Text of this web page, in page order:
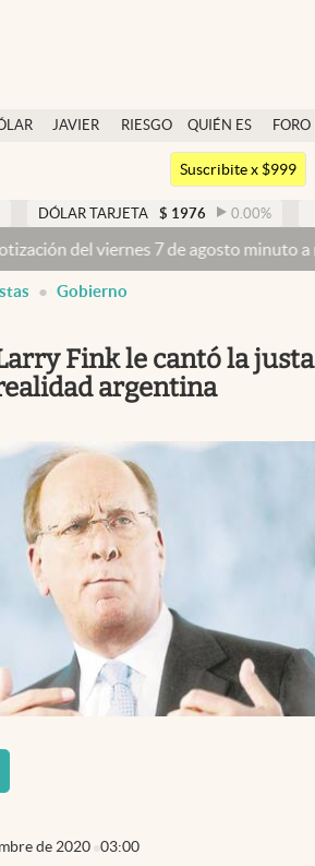
JAVIER
RIESGO
QUIÉN ES
QUIÉN
FORO
Argentina
México
Suscribite x $999
TARJETA $ 1976 0.00 % DÓLAR
del viernes 7 de agosto minuto a minuto
Gobierno
Fink le cantó la justa
argentina
de 2020 03:00